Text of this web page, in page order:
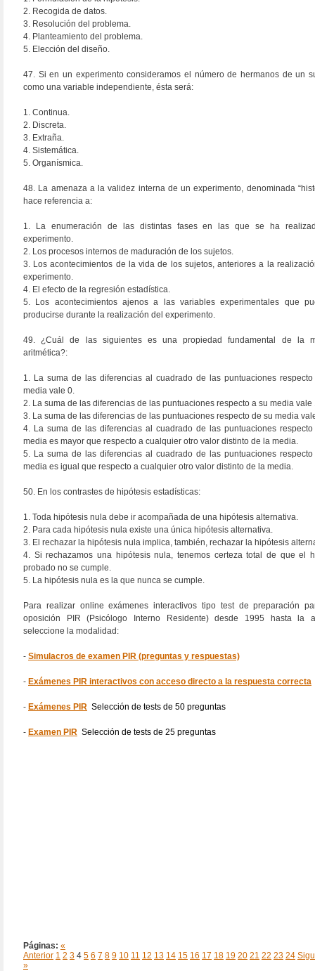
2. Recogida de datos.
3. Resolución del problema.
4. Planteamiento del problema.
5. Elección del diseño.
47. Si en un experimento consideramos el número de hermanos de un
como una variable independiente, ésta será:
1. Continua.
2. Discreta.
3. Extraña.
4. Sistemática.
5. Organísmica.
48. La amenaza a la validez interna de un experimento, denominada
hace referencia a:
1. La enumeración de las distintas fases en las que se ha
experimento.
2. Los procesos internos de maduración de los sujetos.
3. Los acontecimientos de la vida de los sujetos, anteriores a la
experimento.
4. El efecto de la regresión estadística.
5. Los acontecimientos ajenos a las variables experimentales que
producirse durante la realización del experimento.
49. ¿Cuál de las siguientes es una propiedad fundamental de la
aritmética?:
1. La suma de las diferencias al cuadrado de las puntuaciones
media vale 0.
2. La suma de las diferencias de las puntuaciones respecto a su media vale
3. La suma de las diferencias de las puntuaciones respecto de su media
4. La suma de las diferencias al cuadrado de las puntuaciones
media es mayor que respecto a cualquier otro valor distinto de la media.
5. La suma de las diferencias al cuadrado de las puntuaciones
media es igual que respecto a cualquier otro valor distinto de la media.
50. En los contrastes de hipótesis estadísticas:
1. Toda hipótesis nula debe ir acompañada de una hipótesis alternativa.
2. Para cada hipótesis nula existe una única hipótesis alternativa.
3. El rechazar la hipótesis nula implica, también, rechazar la hipótesis
4. Si rechazamos una hipótesis nula, tenemos certeza total de que el
probado no se cumple.
5. La hipótesis nula es la que nunca se cumple.
Para realizar online exámenes interactivos tipo test de preparación
oposición PIR (Psicólogo Interno Residente) desde 1995 hasta la
seleccione la modalidad:
- Simulacros de examen PIR (preguntas y respuestas)
- Exámenes PIR interactivos con acceso directo a la respuesta correcta
- Exámenes PIR Selección de tests de 50 preguntas
- Examen PIR Selección de tests de 25 preguntas
Páginas: «
Anterior 1 2 3 4 5 6 7 8 9 10 11 12 13 14 15 16 17 18 19 20 21 22 23 24
»